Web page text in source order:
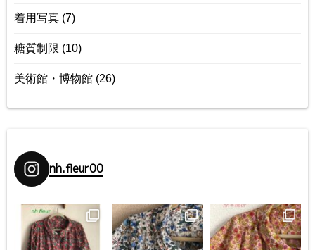
着用写真 (7)
糖質制限 (10)
美術館・博物館 (26)
nh.fleur00